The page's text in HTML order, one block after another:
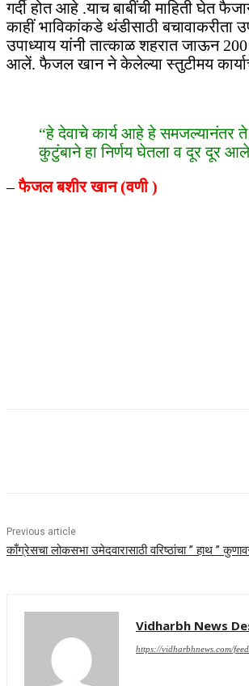
गर्दी होत आहे .याच बाबींची माहिती घेत
काहीं भाविकांकडे थंडीसाठी
उपाध्याय यांनी तात्काळ शहरात जाऊन
आलें. फैजल खान ने केलेल्या स्तुटीमय
“हे देवाचे कार्य आहे हे समजल्यानंतर ते
कुटुंबाने हा निर्णय घेतला व दूर दूर
–फैजल बशीर खान (वणी )
Previous article
काँग्रेसचा लोकसभा उमेदवारासाठी वरिष्ठांचा ” हाथ ”
Vidharbh News
https://vidharbhnews.com/